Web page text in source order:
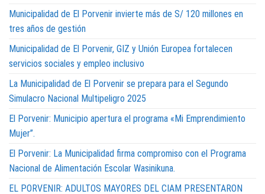
Municipalidad de El Porvenir invierte más de S/ 120 millones en
tres años de gestión
Municipalidad de El Porvenir, GIZ y Unión Europea fortalecen
servicios sociales y empleo inclusivo
La Municipalidad de El Porvenir se prepara para el Segundo
Simulacro Nacional Multipeligro 2025
El Porvenir: Municipio apertura el programa «Mi Emprendimiento
Mujer”.
El Porvenir: La Municipalidad firma compromiso con el Programa
Nacional de Alimentación Escolar Wasinikuna.
EL PORVENIR: ADULTOS MAYORES DEL CIAM PRESENTARON